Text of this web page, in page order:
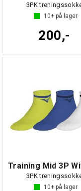
3PK
10+ på lager
200,-
3PK
10+ på lager